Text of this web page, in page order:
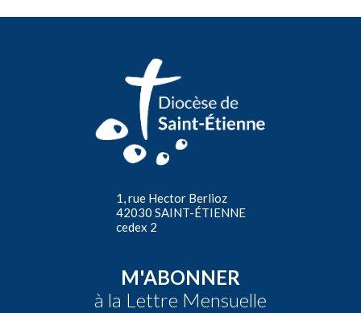
1, rue Hector Berlioz
42030 SAINT-ÉTIENNE
cedex 2
M'ABONNER
à la Lettre Mensuelle